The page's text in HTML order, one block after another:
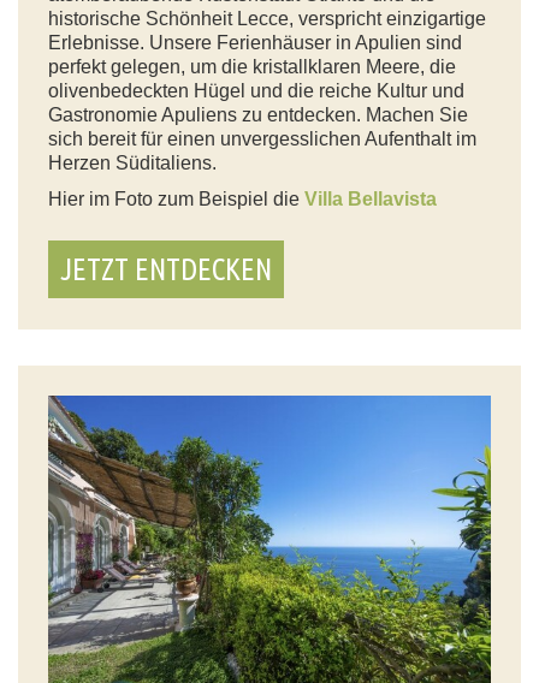
historische Schönheit Lecce, verspricht einzigartige
Erlebnisse. Unsere Ferienhäuser in Apulien sind
perfekt gelegen, um die kristallklaren Meere, die
olivenbedeckten Hügel und die reiche Kultur und
Gastronomie Apuliens zu entdecken. Machen Sie
sich bereit für einen unvergesslichen Aufenthalt im
Herzen Süditaliens.
Hier im Foto zum Beispiel die Villa Bellavista
JETZT ENTDECKEN